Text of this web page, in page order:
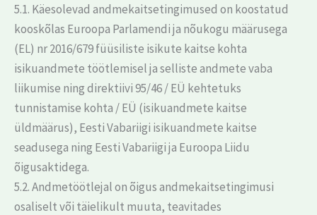
5.1. Käesolevad andmekaitsetingimused on koostatud
kooskõlas Euroopa Parlamendi ja nõukogu määrusega
(EL) nr 2016/679 füüsiliste isikute kaitse kohta
isikuandmete töötlemisel ja selliste andmete vaba
liikumise ning direktiivi 95/46 / EÜ kehtetuks
tunnistamise kohta / EÜ (isikuandmete kaitse
üldmäärus), Eesti Vabariigi isikuandmete kaitse
seadusega ning Eesti Vabariigi ja Euroopa Liidu
õigusaktidega.
5.2. Andmetöötlejal on õigus andmekaitsetingimusi
osaliselt või täielikult muuta, teavitades